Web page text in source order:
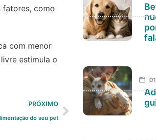
fatores, como
com menor
estimula o
PRÓXIMO
do seu pet